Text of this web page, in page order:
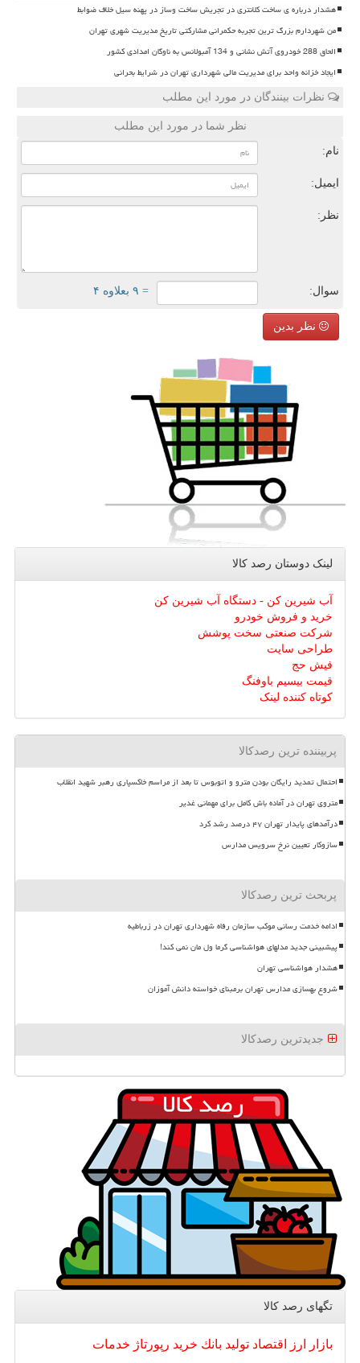
هشدار درباره ی ساخت کلانتری در تجریش ساخت وساز در پهنه سیل خلاف ضوابط
من شهردارم بزرگ ترین تجربه حکمرانی مشارکتی تاریخ مدیریت شهری تهران
الحاق 288 خودروی آتش نشانی و 134 آمبولانس به ناوگان امدادی کشور
ایجاد خزانه واحد برای مدیریت مالی شهرداری تهران در شرایط بحرانی
نظرات بینندگان در مورد این مطلب
نظر شما در مورد این مطلب
نام:
ایمیل:
نظر:
سوال: = ۹ بعلاوه ۴
نظر بدین
لینک دوستان رصد كالا
آب شیرین کن - دستگاه آب شیرین کن
خرید و فروش خودرو
شرکت صنعتی سخت پوشش
طراحی سایت
فیش حج
قیمت بیسیم باوفنگ
کوتاه کننده لینک
پربیننده ترین رصدکالا
احتمال تمدید رایگان بودن مترو و اتوبوس تا بعد از مراسم خاکسپاری رهبر شهید انقلاب
متروی تهران در آماده باش کامل برای مهمانی غدیر
درآمدهای پایدار تهران ۴۷ درصد رشد کرد
سازوکار تعیین نرخ سرویس مدارس
پربحث ترین رصدکالا
ادامه خدمت رسانی موکب سازمان رفاه شهرداری تهران در زرباطیه
پیشبینی جدید مدلهای هواشناسی گرما ول مان نمی کند!
هشدار هواشناسی تهران
شروع بهسازی مدارس تهران برمبنای خواسته دانش آموزان
جدیدترین رصدکالا
تگهای رصد كالا
بازار ارز اقتصاد تولید بانك خرید رپورتاژ خدمات